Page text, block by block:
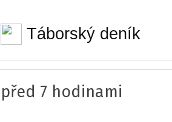
Táborský deník
před 7 hodinami